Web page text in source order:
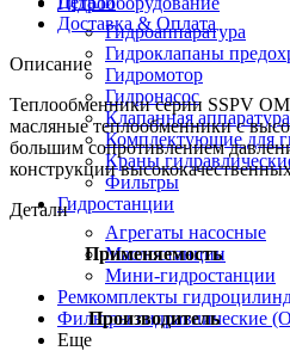
Гидроаппаратура
Гидроклапаны
Гидромотор
Гидронасос
Клапанная аппаратура
Комплектующие для
Краны
Фильтры
Гидростанции
Агрегаты насосные
Маслостанции
Мини-гидростанции
Ремкомплекты
Фильтры гидравлические
Еще
Доставка & Оплата
Описание
Теплообменники серии SSPV
масляные теплообменники с
большим сопротивлением
конструкции
Детали
Применяемость
Производитель